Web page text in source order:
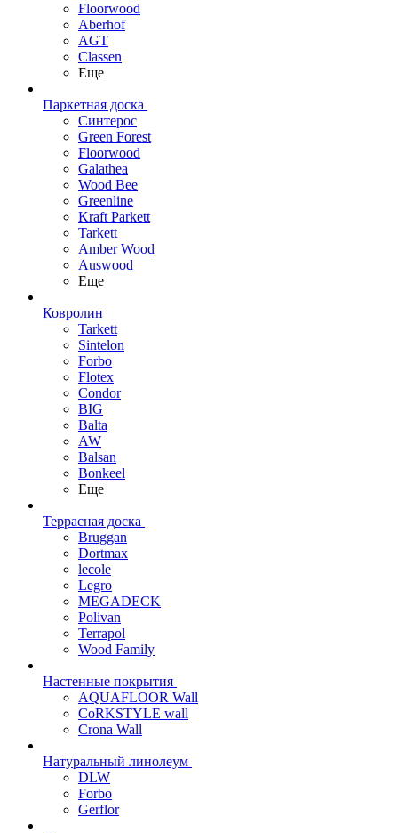
Floorwood
Aberhof
AGT
Classen
Еще
Паркетная доска
Синтерос
Green Forest
Floorwood
Galathea
Wood Bee
Greenline
Kraft Parkett
Tarkett
Amber Wood
Auswood
Еще
Ковролин
Tarkett
Sintelon
Forbo
Flotex
Condor
BIG
Balta
AW
Balsan
Bonkeel
Еще
Террасная доска
Bruggan
Dortmax
lecole
Legro
MEGADECK
Polivan
Terrapol
Wood Family
Настенные покрытия
AQUAFLOOR Wall
CoRKSTYLE wall
Crona Wall
Натуральный линолеум
DLW
Forbo
Gerflor